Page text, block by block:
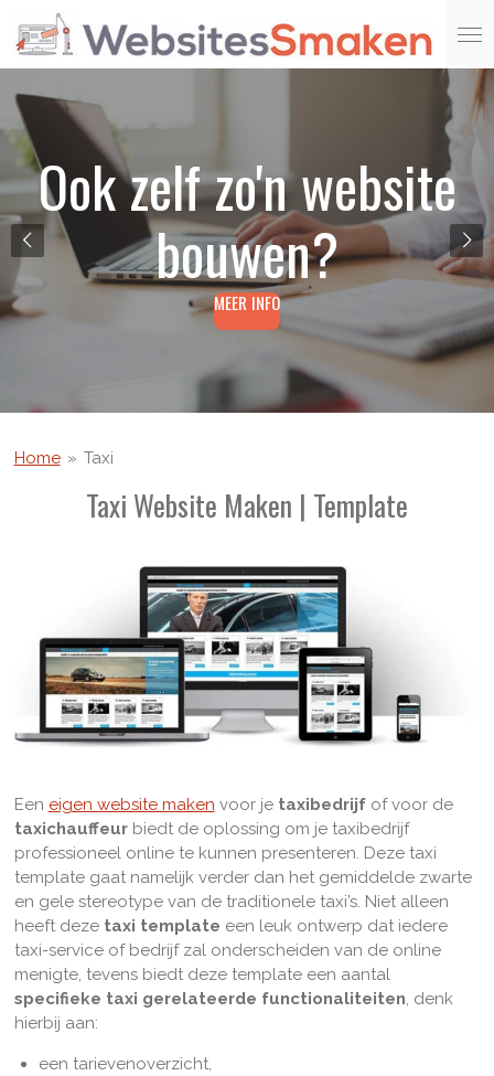
Ga
direct
naar
de
hoofdinhoud
Ook zelf zo'n website
bouwen?
MEER INFO
Home » Taxi
Taxi Website Maken | Template
Een eigen website maken voor je taxibedrijf of voor de
taxichauffeur biedt de oplossing om je taxibedrijf
professioneel online te kunnen presenteren. Deze taxi
template gaat namelijk verder dan het gemiddelde zwarte
en gele stereotype van de traditionele taxi’s. Niet alleen
heeft deze taxi template een leuk ontwerp dat iedere
taxi-service of bedrijf zal onderscheiden van de online
menigte, tevens biedt deze template een aantal
specifieke taxi gerelateerde functionaliteiten, denk
hierbij aan:
een tarievenoverzicht,